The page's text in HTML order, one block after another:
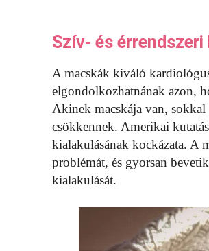
Szív- és érrendszeri
A macskák kiváló
elgondolkozhatnának azon,
Akinek macskája van,
csökkennek. Amerikai
kialakulásának kockázata. A
problémát, és gyorsan
kialakulását.